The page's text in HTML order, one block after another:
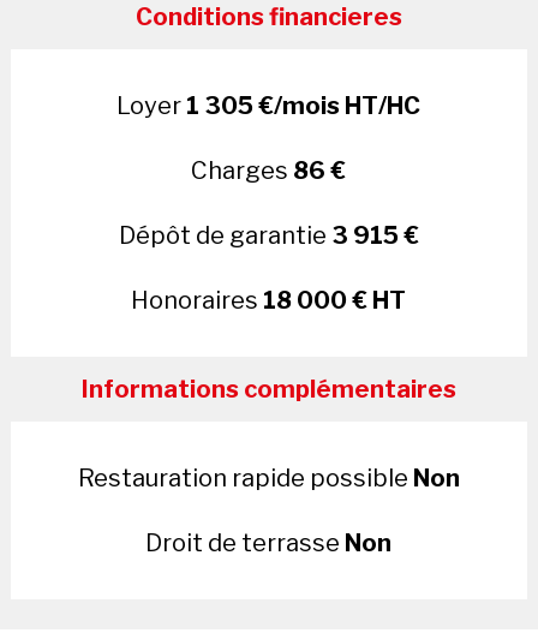
Conditions financieres
Loyer 1 305 €/mois HT/HC
Charges 86 €
Dépôt de garantie 3 915 €
Honoraires 18 000 € HT
Informations complémentaires
Restauration rapide possible Non
Droit de terrasse Non